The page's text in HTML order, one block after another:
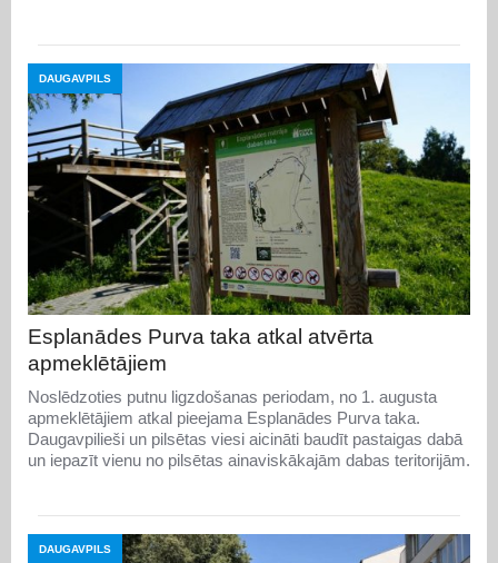
DAUGAVPILS
Esplanādes Purva taka atkal atvērta
apmeklētājiem
Noslēdzoties putnu ligzdošanas periodam, no 1. augusta
apmeklētājiem atkal pieejama Esplanādes Purva taka.
Daugavpilieši un pilsētas viesi aicināti baudīt pastaigas dabā
un iepazīt vienu no pilsētas ainaviskākajām dabas teritorijām.
DAUGAVPILS